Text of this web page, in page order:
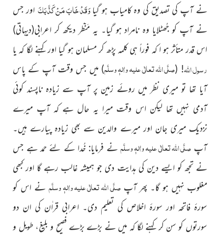
نے آپ کی تصدیق کی وہ کامیاب ہو گیاوَقَدْ خَابَ مَنْ کَذَّبَکَ اور جس
نے آپ کو جُھٹلایا وہ نامراد ہو گیا۔ یہ مَنْظر دیکھ کر اعرابی(دیہاتی)
اس قدر متأثر ہو ا کہ فوراً ہی کلمہ پڑھ کر مسلمان ہو گیا اور کہنے لگا کہ یا
رسولاﷲ!
(صلَّی اللہ تعالٰی علیہ واٰلہٖ وسلَّم) میں جس وقت آپ کے پاس
آیا تھا تو میری نظر میں روئے زمین پر آپ سے زیادہ ناپسند کوئی
آدمی نہیں تھا لیکن اس وقت میرا یہ حال ہے کہ آپ میرے
نزدیک میری جان اور میرے والدین سے بھی زیادہ پیارے ہیں۔
آپ صلَّی اللہ تعالٰی علیہ واٰلہٖ وسلَّمنے فرمایا: خُدا کے لئے حمد ہے جس
نے تجھ کو ایسے دین کی ہدایت دی جو ہمیشہ غالب رہے گا اور کبھی
مغلوب نہیں ہو گا۔ پھر آپصلَّی اللہ تعالٰی علیہ واٰلہٖ وسلَّم نے اس کو
سورۂ فاتحہ اور سورۂ اخلاص کی تعلیم دی۔ اعرابی قراٰن کی ان دو
سورتوں کو سن کر کہنے لگا کہ میں نے بڑے بڑے فصیح و بلیغ، طویل و